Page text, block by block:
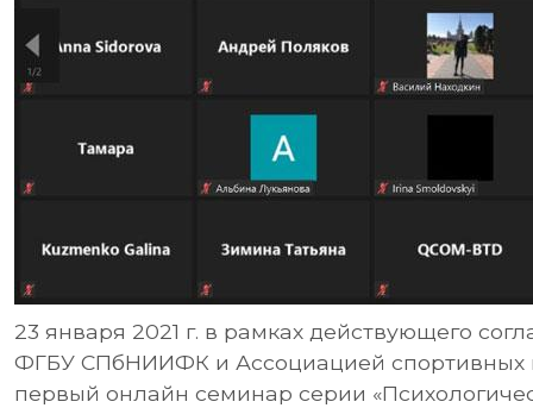
23 января 2021 г. в рамках действующего
ФГБУ СПбНИИФК и Ассоциацией спортивных
первый онлайн семинар серии